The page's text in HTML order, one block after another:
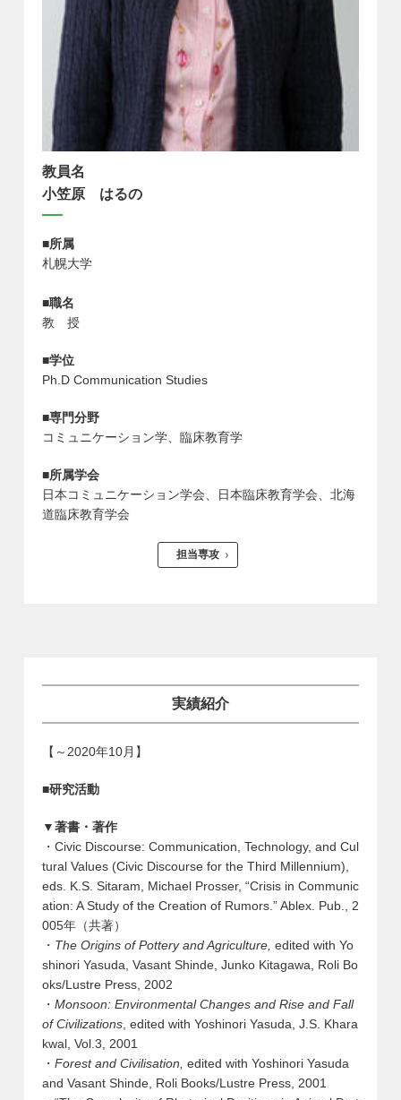
教員名
小笠原 はるの
■所属
札幌大学
■職名
教 授
■学位
Ph.D Communication Studies
■専門分野
コミュニケーション学、臨床教育学
■所属学会
日本コミュニケーション学会、日本臨床教育学会、北海
道臨床教育学会
担当専攻
実績紹介
【～2020年10月】
■研究活動
▼著書・著作
・Civic Discourse: Communication, Technology, and Cul
tural Values (Civic Discourse for the Third Millennium),
eds. K.S. Sitaram, Michael Prosser, “Crisis in Communic
ation: A Study of the Creation of Rumors.” Ablex. Pub., 2
005年（共著）
・ The Origins of Pottery and Agriculture, edited with Yo
shinori Yasuda, Vasant Shinde, Junko Kitagawa, Roli Bo
oks/Lustre Press, 2002
・ Monsoon: Environmental Changes and Rise and Fall
of Civilizations, edited with Yoshinori Yasuda, J.S. Khara
kwal, Vol.3, 2001
・ Forest and Civilisation, edited with Yoshinori Yasuda
and Vasant Shinde, Roli Books/Lustre Press, 2001